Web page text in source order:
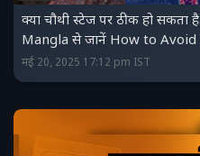
क्या चौथी स्टेज पर ठीक हो
Mangla से जानें How to Avoid
मई 20, 2025 17:12 pm IST